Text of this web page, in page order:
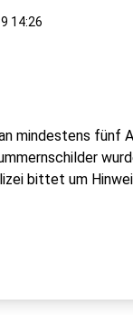
14:26
mindestens fünf
bittet um